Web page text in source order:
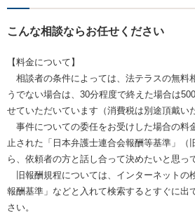
こんな相談ならお任せください
【料金について】
相談者の条件によっては、法テラスの無料
うでない場合は、30分程度で終えた場合は
せていただいています（消費税は別途頂戴い
事件についての委任をお受けした場合の料
止された「日本弁護士連合会報酬等基準」（
ら、依頼者の方と話し合って決めたいと思っ
旧報酬規程については、インターネットの
報酬基準」などと入れて検索するとすぐに出
さい。